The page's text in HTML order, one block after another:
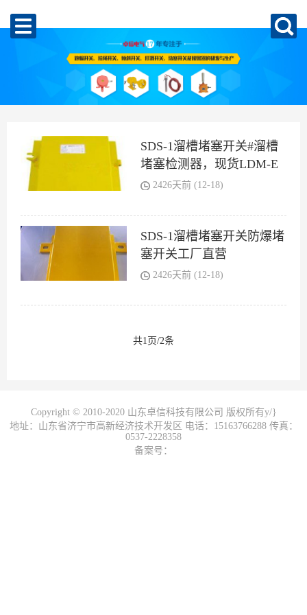
SDS-1溜槽堵塞开关#溜槽
堵塞检测器，现货LDM-E
防爆溜槽堵塞检测器
2426天前 (12-18)
SDS-1溜槽堵塞开关防爆堵
塞开关工厂直营
2426天前 (12-18)
共1页/2条
Copyright © 2010-2020 山东卓信科技有限公司 版权所有y/}
地址：山东省济宁市高新经济技术开发区 电话：15163766288 传真：
0537-2228358
备案号：